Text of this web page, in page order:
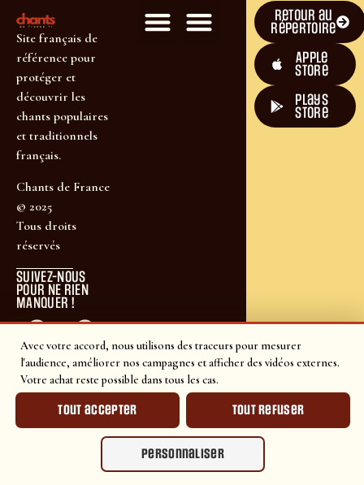
Avec votre accord, nous utilisons des traceurs pour mesurer
l'audience, améliorer nos campagnes et afficher des vidéos externes.
Votre achat reste possible dans tous les cas.
Tout accepter Tout refuser
Personnaliser
Site français de
référence pour
protéger et
découvrir les
chants populaires
et traditionnels
français.
Chants de France
© 2025
Tous droits
réservés
SUIVEZ-NOUS
POUR NE RIEN
MANQUER !
Retour au
répertoire
Apple
Store
plays
store